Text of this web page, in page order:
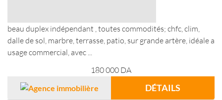
beau duplex indépendant , toutes commodités; chfc, clim,
dalle de sol, marbre, terrasse, patio, sur grande artère, idéale a
usage commercial, avec ...
180 000 DA
DÉTAILS